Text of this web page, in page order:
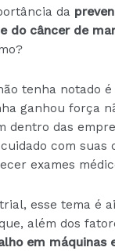
da
do câncer de
tenha notado
ganhou força
dentro das
com suas
exames
esse tema é
além dos
em máquinas